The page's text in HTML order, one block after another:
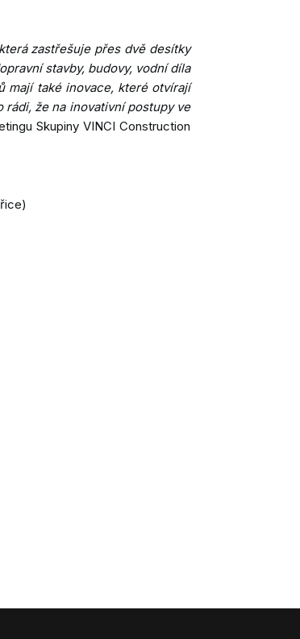
zastřešuje přes dvě desítky
stavby, budovy, vodní díla
mají také inovace, které otvírají
že na inovativní postupy ve
Skupiny VINCI Construction